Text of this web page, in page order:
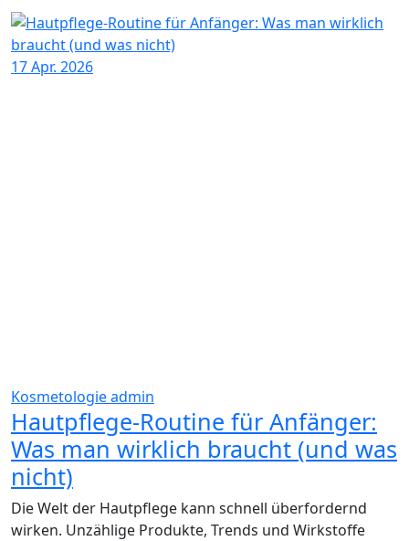
17Apr. 2026
Kosmetologieadmin
Hautpflege-Routine für Anfänger:
Was man wirklich braucht (und was
nicht)
Die Welt der Hautpflege kann schnell überfordernd
wirken. Unzählige Produkte, Trends und Wirkstoffe